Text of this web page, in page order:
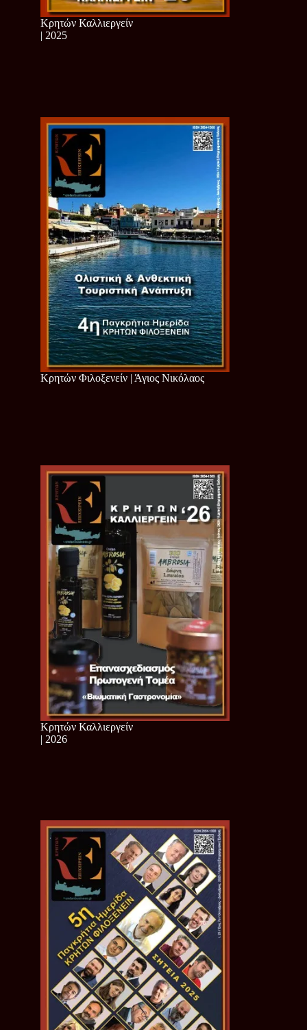
Κρητών Καλλιεργείν
| 2025
Κρητών Φιλοξενείν | Άγιος Νικόλαος
Κρητών Καλλιεργείν
| 2026